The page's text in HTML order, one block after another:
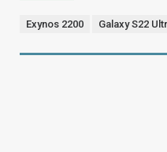
Exynos 2200 Galaxy S22